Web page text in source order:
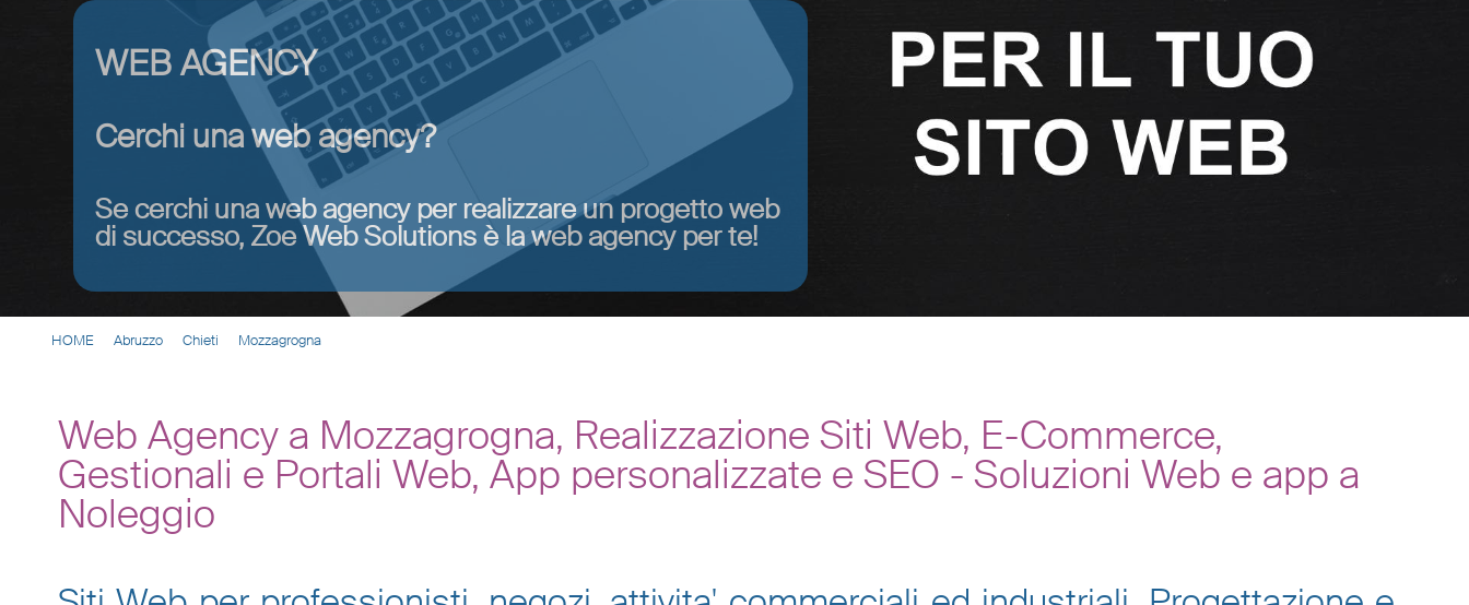
WEB AGENCY
Cerchi una web agency?
Se cerchi una web agency per realizzare un progetto web
di successo, Zoe Web Solutions è la web agency per te!
HOME Abruzzo Chieti Mozzagrogna
Web Agency a Mozzagrogna, Realizzazione Siti Web, E-Commerce,
Gestionali e Portali Web, App personalizzate e SEO - Soluzioni Web e app a
Noleggio